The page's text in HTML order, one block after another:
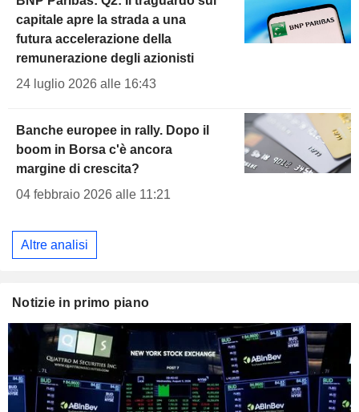
capitale apre la strada a una
futura accelerazione della
remunerazione degli azionisti
24 luglio 2026 alle 16:43
Banche europee in rally. Dopo il
boom in Borsa c'è ancora
margine di crescita?
04 febbraio 2026 alle 11:21
Altre analisi
Notizie in primo piano